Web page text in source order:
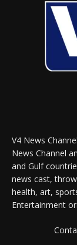
V4 News
News Channel
and Gulf
news cast,
health, art,
Entertainment